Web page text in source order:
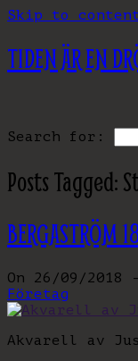
Skip to
TIDEN ÄR EN
Search for:
Posts Tagged:
BERGASTRÖM
On 26/09/2018
Företag
Akvarell av